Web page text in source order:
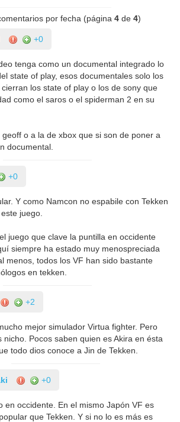
por fecha (página 4de 4)
+0
tenga como un documental integrado lo
state of play, esos documentales solo los
los state of play o los de sony que
como el saros o el spiderman 2 en su
o a la de xbox que si son de poner a
documental.
+0
Y como Namcon no espabile con Tekken
juego.
juego que clave la puntilla en occidente
siempre ha estado muy menospreciada
menos, todos los VF han sido bastante
en tekken.
+2
mejor simulador Virtua fighter. Pero
nicho. Pocos saben quien es Akira en ésta
todo dios conoce a Jin de Tekken.
+0
en occidente. En el mismo Japón VF es
que Tekken. Y si no lo es más es